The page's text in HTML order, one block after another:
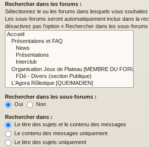
Rechercher dans les forums :
Sélectionnez le ou les forums dans lesquels vous
Les sous-forums seront automatiquement inclus dans la
désactivez pas l’option « Rechercher dans les sous-
Rechercher dans les sous-forums :
Oui
Non
Rechercher dans :
Le titre des sujets et le contenu des messages
Le contenu des messages uniquement
Le titre des sujets uniquement